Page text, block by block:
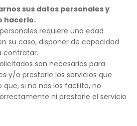
sus datos personales y
hacerlo.
requiere una edad
su caso, disponer de capacidad
contratar.
son necesarios para
y/o prestarle los servicios que
si no nos los facilita, no
ni prestarle el servicio